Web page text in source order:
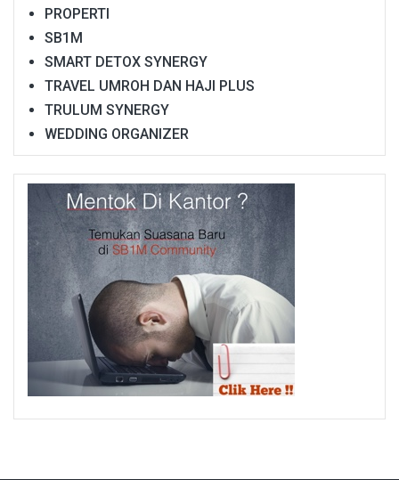
PROPERTI
SB1M
SMART DETOX SYNERGY
TRAVEL UMROH DAN HAJI PLUS
TRULUM SYNERGY
WEDDING ORGANIZER